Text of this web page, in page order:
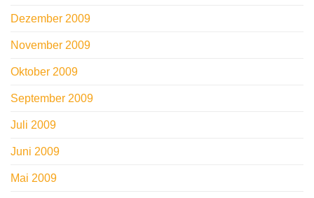
Dezember 2009
November 2009
Oktober 2009
September 2009
Juli 2009
Juni 2009
Mai 2009